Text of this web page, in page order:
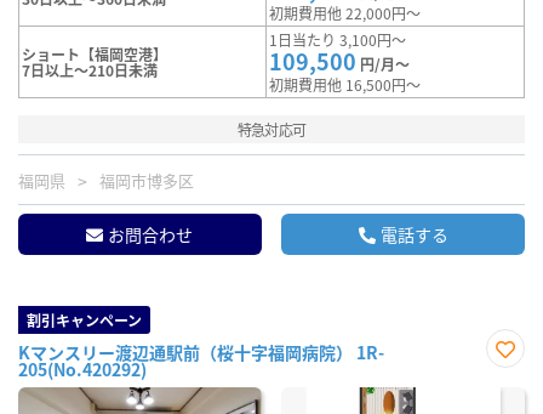
初期費用他 22,000円～
ショート【福岡空港】
7日以上～210日未満
1日当たり 3,100円～
109,500 円/月～
初期費用他 16,500円～
特急対応可
福岡県 福岡市博多区
お問合わせ 電話する
割引キャンペーン
Kマンスリー渡辺通駅前（桜十字福岡病院） 1R-
205(No.420292)
に入